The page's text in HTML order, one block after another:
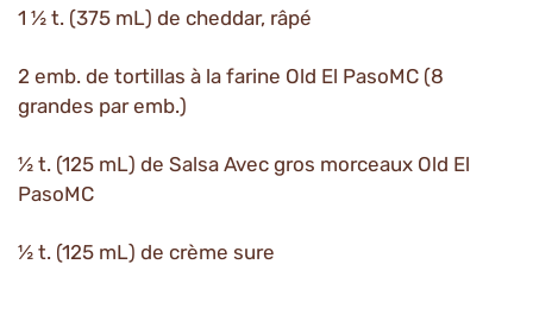
1 ½ t. (375 mL) de cheddar, râpé
2 emb. de tortillas à la farine Old El PasoMC (8
grandes par emb.)
½ t. (125 mL) de Salsa Avec gros morceaux Old El
PasoMC
½ t. (125 mL) de crème sure